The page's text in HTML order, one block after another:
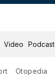
Video Podcast
Otopedia